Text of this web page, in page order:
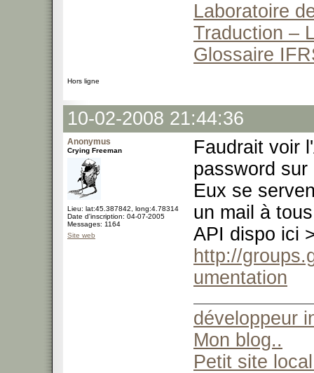
Laboratoire
Traduction –
Glossaire
Hors ligne
10-02-2008 21:44:36
Anonymus
Crying Freeman
Lieu: lat:45.387842, long:4.78314
Date d'inscription: 04-07-2005
Messages: 1164
Site web
Faudrait voir
password
Eux se
un mail à
API dispo ici
http://
umentation
développeur
Mon blog..
Petit site